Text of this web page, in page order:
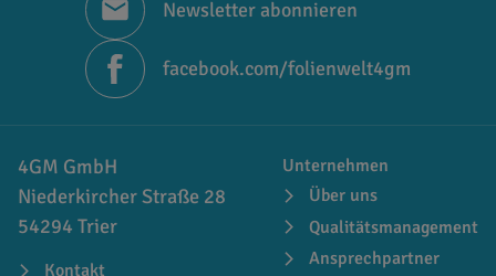
Newsletter abonnieren
facebook.com/folienwelt4gm
4GM GmbH
Niederkircher Straße 28
54294 Trier
Kontakt
Unternehmen
Über uns
Qualitätsmanagement
Ansprechpartner